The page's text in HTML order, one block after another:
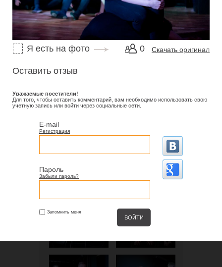
Скачать оригинал
0
Я есть на фото
Оставить отзыв
Уважаемые посетители!
Для того, чтобы оставить комментарий, вам необходимо использовать свою
учетную запись или войти через социальные сети.
E-mail
Регистрация
Пароль
Забыли пароль?
Запомнить меня